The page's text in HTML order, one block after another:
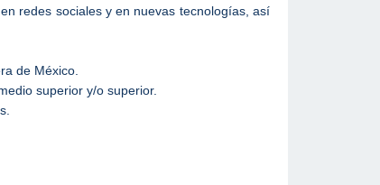
redes sociales y en nuevas tecnologías, así
de México.
superior y/o superior.